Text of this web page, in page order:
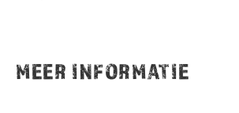
MEER INFORMATIE